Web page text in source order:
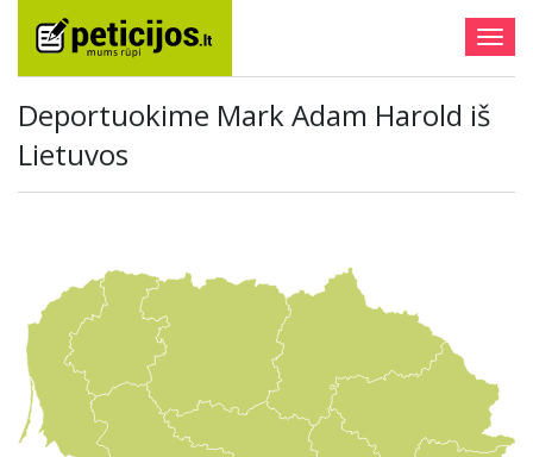
Deportuokime Mark Adam Harold iš
Lietuvos